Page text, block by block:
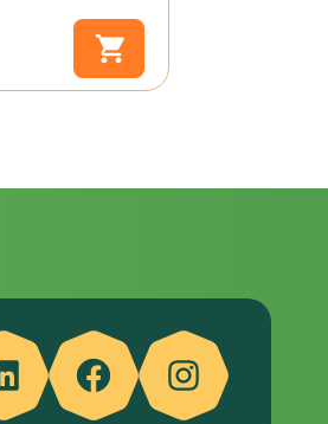
LinkedInFacebookInstagram